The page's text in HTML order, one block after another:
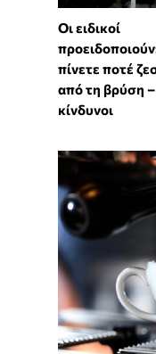
Οι ειδικοί
πίνετε ποτέ
από τη βρύση
κίνδυνοι